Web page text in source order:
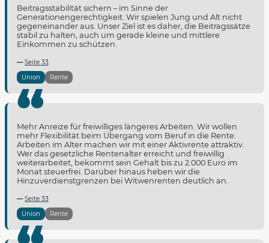
Beitragsstabilität sichern – im Sinne der
Generationengerechtigkeit. Wir spielen Jung und Alt nicht
gegeneinander aus. Unser Ziel ist es daher, die Beitragssätze
stabil zu halten, auch um gerade kleine und mittlere
Einkommen zu schützen.
Seite 33
Union
Rente
Mehr Anreize für freiwilliges längeres Arbeiten. Wir wollen
mehr Flexibilität beim Übergang vom Beruf in die Rente.
Arbeiten im Alter machen wir mit einer Aktivrente attraktiv.
Wer das gesetzliche Rentenalter erreicht und freiwillig
weiterarbeitet, bekommt sein Gehalt bis zu 2.000 Euro im
Monat steuerfrei. Darüber hinaus heben wir die
Hinzuverdienstgrenzen bei Witwenrenten deutlich an.
Seite 33
Union
Rente